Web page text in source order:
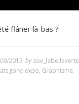
flâner là-bas ?
2015 by soe_labelleverte
expo, Graphisme.